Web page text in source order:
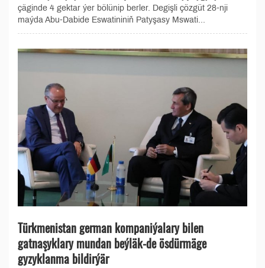
çäginde 4 gektar ýer bölünip berler. Degişli çözgüt 28-nji
maýda Abu-Dabide Eswatininiň Patyşasy Mswati...
Türkmenistan german kompaniýalary bilen
gatnaşyklary mundan beýläk-de ösdürmäge
gyzyklanma bildirýär